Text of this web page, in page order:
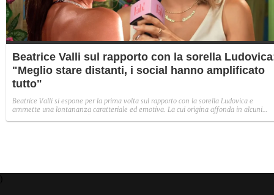
Beatrice Valli sul rapporto con la sorella
"Meglio stare distanti, i social hanno amplificato
tutto"
Beatrice Valli si espone per la prima volta sul rapporto con la sorella Ludovica e
ammette una lontananza caratteriale ed emotiva. La cui origina affonda in alcuni